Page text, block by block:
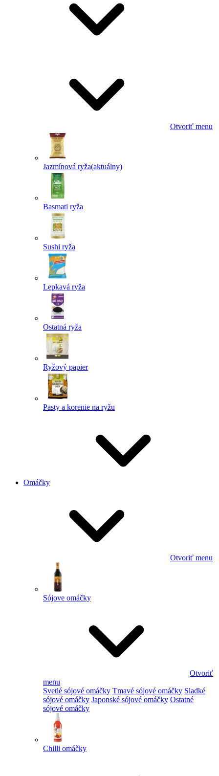
Otvoriť menu
Jazmínová ryža(aktuálny)
Basmati ryža
Sushi ryža
Lepkavá ryža
Ostatná ryža
Ryžový papier
Pasty a korenie na ryžu
Omáčky
Otvoriť menu
Sójove omáčky
Otvoriť
menu
Svetlé sójové omáčky Tmavé sójové omáčky Sladké
sójové omáčky Japonské sójové omáčky Ostatné
sójové omáčky
Chilli omáčky